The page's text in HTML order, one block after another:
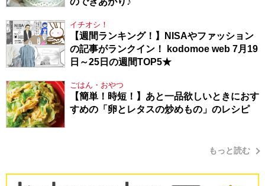
イチオシ！
【週間ランキング！】NISAやファッション
の記事がランクイン！ kodomoe web 7月19
日～25日の週間TOP5★
ごはん・おやつ
【簡単！時短！】あと一品欲しいときにおす
すめの「卵とレタスの炒めもの」のレシピ
もっと読む